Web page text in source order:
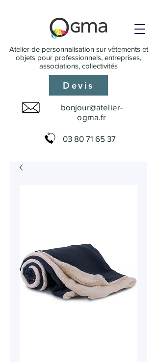
Atelier de personnalisation sur vêtements et
objets pour professionnels, entreprises,
associations, collectivités
bonjour@atelier-
ogma.fr
03 80 71 65 37
Devis